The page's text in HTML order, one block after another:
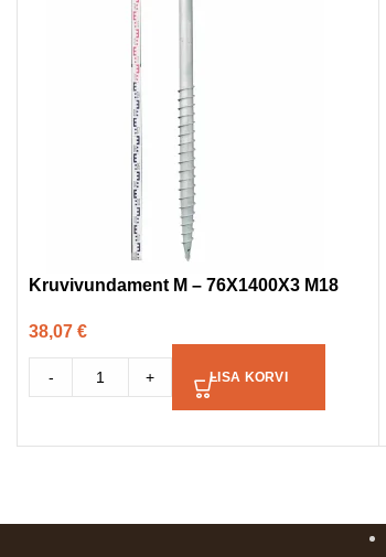
Kruvivundament M – 76X1400X3 M18
38,07 €
- + LISA KORVI